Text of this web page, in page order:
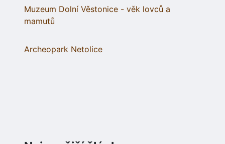
Muzeum Dolní Věstonice - věk lovců a
mamutů
Archeopark Netolice